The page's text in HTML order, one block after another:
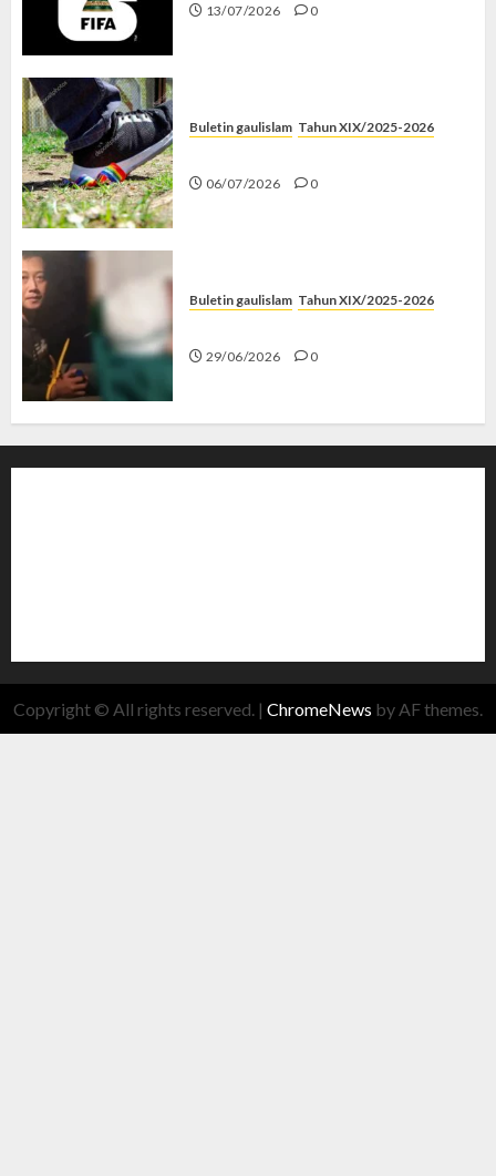
13/07/2026 0
Buletin gaulislam Tahun XIX/2025-2026
06/07/2026 0
Buletin gaulislam Tahun XIX/2025-2026
29/06/2026 0
Copyright © All rights reserved. | ChromeNews by AF themes.